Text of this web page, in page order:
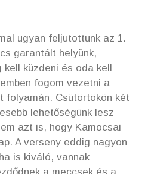
ugyan feljutottunk az 1.
garantált helyünk,
küzdeni és oda kell
fogom vezetni a
folyamán. Csütörtökön két
lehetőségünk lesz
azt is, hogy Kamocsai
A verseny eddig nagyon
is kiváló, vannak